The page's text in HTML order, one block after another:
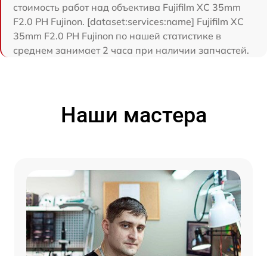
стоимость работ над объектива Fujifilm XC 35mm
F2.0 PH Fujinon. [dataset:services:name] Fujifilm XC
35mm F2.0 PH Fujinon по нашей статистике в
среднем занимает 2 часа при наличии запчастей.
Наши мастера